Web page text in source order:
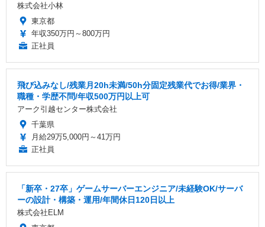
株式会社小林
東京都
年収350万円～800万円
正社員
飛び込みなし/残業月20h未満/50h分固定残業代でお得/業界・
職種・学歴不問/年収500万円以上可
アーク引越センター株式会社
千葉県
月給29万5,000円～41万円
正社員
「新卒・27卒」ゲームサーバーエンジニア/未経験OK/サーバ
ーの設計・構築・運用/年間休日120日以上
株式会社ELM